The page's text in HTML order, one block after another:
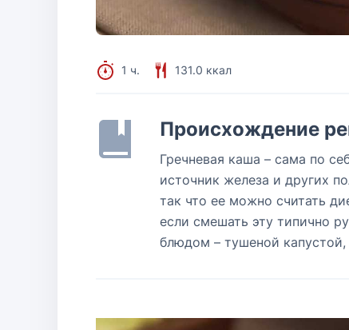
1 ч. 131.0 ккал
Происхождение
Гречневая каша – сама по
источник железа и других
так что ее можно считать
если смешать эту типично
блюдом – тушеной капустой,